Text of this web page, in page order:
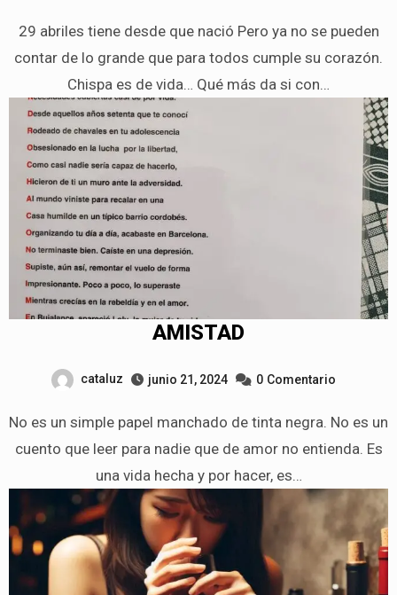
29 abriles tiene desde que nació Pero ya no se pueden
contar de lo grande que para todos cumple su corazón.
Chispa es de vida… Qué más da si con…
AMISTAD
cataluz junio 21, 2024 0 Comentario
No es un simple papel manchado de tinta negra. No es un
cuento que leer para nadie que de amor no entienda. Es
una vida hecha y por hacer, es…